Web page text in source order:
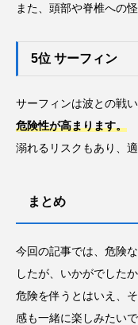
また、頭部や脊椎への
5位 サーフィン
サーフィンは波との戦い
危険性が高まります。
溺れるリスクもあり、
まとめ
今回の記事では、危険
したが、いかがでした
危険を伴うとはいえ、
感も一緒に楽しみたいで